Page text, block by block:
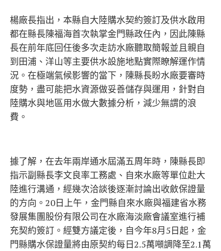
楊廠長指出，本縣自大陸購水契約簽訂及供水啟用
都在縣長陳福海首次執掌金門縣政任內，因此陳縣
長在前年底回任後多次走訪水廠聽取簡報並且親自
到田浦、洋山等主要供水設施地點實際瞭解運作情
況。在極端氣候影響的當下，陳縣長盼水廠要審時
度勢，盡可能把水資源做妥善儲存與運用，針對自
陸購水與地區用水做大數據分析，減少無謂的浪
費。
據了解，在去年兩岸通水屆滿五周年時，陳縣長即
指示副縣長李文良率工務處、自來水廠等單位赴大
陸進行溝通，經幾次洽談後逐漸討論出收斂保證量
的方向。20日上午，金門縣自來水廠與福建省水務
發展集團股份有限公司在水廠海淡廠會議室進行補
充契約簽訂。經雙方議定後，自今年8月5日起，金
門縣購水保證量將由原契約每日2.5萬噸調降至2.1萬